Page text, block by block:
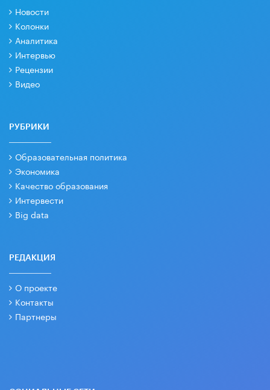
Новости
Колонки
Аналитика
Интервью
Рецензии
Видео
РУБРИКИ
Образовательная политика
Экономика
Качество образования
Интервести
Big data
РЕДАКЦИЯ
О проекте
Контакты
Партнеры